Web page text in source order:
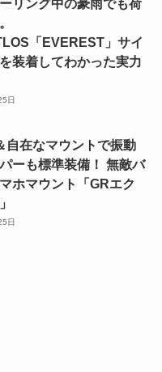
リング中の豪雨でも荷
「EVEREST」サイ
装着してわかった実力
日
自在なマウントで振動
ーも標準装備！ 無敵バ
ホマウント「GRエク
日